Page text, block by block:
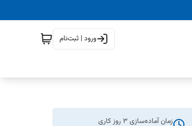
ورود | ثبت‌نام
زمان آماده‌سازی3 روز کاری